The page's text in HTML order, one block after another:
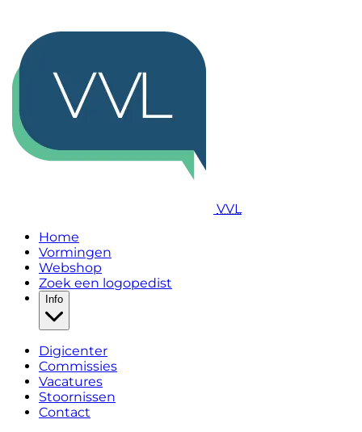
VVL
Home
Vormingen
Webshop
Zoek een logopedist
Info
Digicenter
Commissies
Vacatures
Stoornissen
Contact